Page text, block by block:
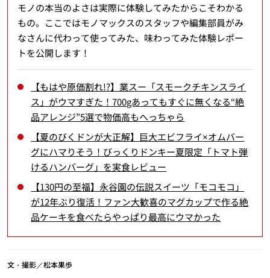
モノの本当のよさは実際に体験してみたからこそわかる
もの。ここではモノマックスのスタッフや編集部員がみ
なさんに代わって使ってみた、味わってみた体験レポー
トを公開します！
【もはや原価割れ!?】業スー「スモークチキンスライ
ス」がウマすぎた！700gあってもすぐに無くなる“絶
品アレンジ”5選で物価高もへっちゃら
【夏のびくドンが大正解】巨大エビフライ×オムバー
グにハマりそう！びっくりドンキー夏限定「トマト弾
けるハンバーグ」を実食レビュー
【130円の至福】永谷園の伝説スイーツ「モコモコ」
が12年ぶり復活！ファン大歓喜のマグカップで作る絶
品ケーキを食べたらやっぱり最高にウマかった
文・撮影／松本果歩